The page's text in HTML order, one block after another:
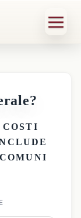
COSTI